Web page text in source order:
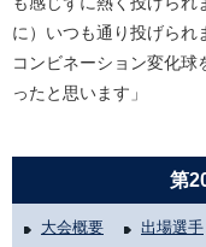
に）いつも通り投げられ
コンビネーション変化
ったと思います」
第
大会概要 出場選手